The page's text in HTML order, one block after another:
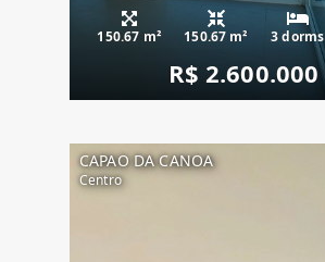
150.67 m² 150.67 m² 3 dorms
R$ 2.600.000
CAPAO DA CANOA
Centro